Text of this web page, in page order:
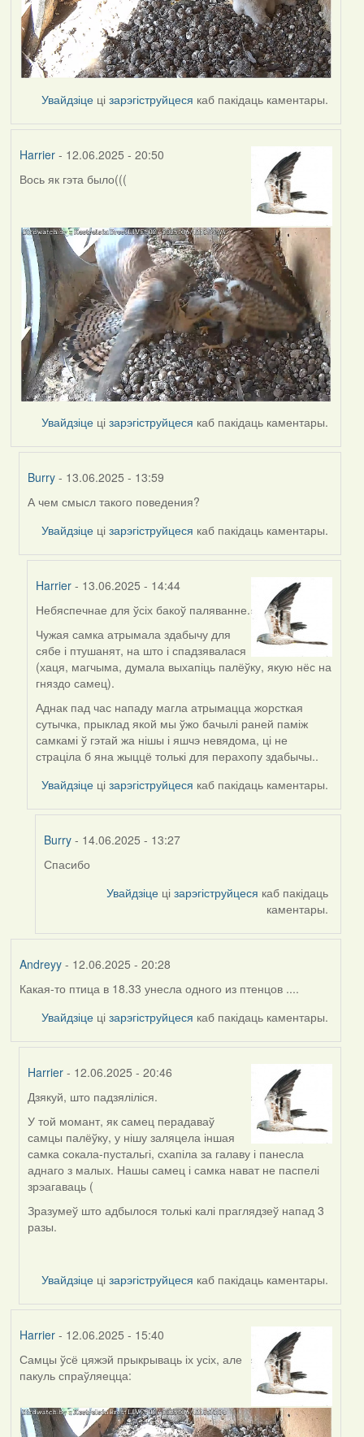
Увайдзіце цізарэгіструйцеся каб пакідаць каментары.
Harrier- 12.06.2025 - 20:50
Вось як гэта было(((
Увайдзіце цізарэгіструйцеся каб пакідаць каментары.
Burry - 13.06.2025 - 13:59
In
reply
by
А чем смысл такого поведения?
Увайдзіце цізарэгіструйцеся каб пакідаць каментары.
Harrier - 13.06.2025 - 14:44
In
reply
to
by
Burry
Небяспечнае для ўсіх бакоў паляванне.
Чужая самка атрымала здабычу для
сябе і птушанят, на што і спадзявалася
(хаця, магчыма, думала выхапіць палёўку, якую нёс на
гняздо самец).
Аднак пад час нападу магла атрымацца жорсткая
сутычка, прыклад якой мы ўжо бачылі раней паміж
самкамі ў гэтай жа нішы і яшчэ невядома, ці не
страціла б яна жыццё толькі для перахопу здабычы..
Увайдзіце цізарэгіструйцеся каб пакідаць каментары.
Burry- 14.06.2025 - 13:27
In
Harrier
Спасибо
Увайдзіце цізарэгіструйцеся каб пакідаць
каментары.
Andreyy- 12.06.2025 - 20:28
Какая-то птица в 18.33 унесла одного из птенцов ....
Увайдзіце цізарэгіструйцеся каб пакідаць каментары.
Harrier - 12.06.2025 - 20:46
In
reply
to
by
Andreyy
Дзякуй, што падзяліліся.
У той момант, як самец перадаваў
самцы палёўку, у нішу заляцела іншая
самка сокала-пустальгі, схапіла за галаву і панесла
аднаго з малых. Нашы самец і самка нават не паспелі
зрэагаваць (
Зразумеў што адбылося толькі калі праглядзеў напад 3
разы.
Увайдзіце цізарэгіструйцеся каб пакідаць каментары.
Harrier- 12.06.2025 - 15:40
Самцы ўсё цяжэй прыкрываць іх усіх, але
пакуль спраўляецца: